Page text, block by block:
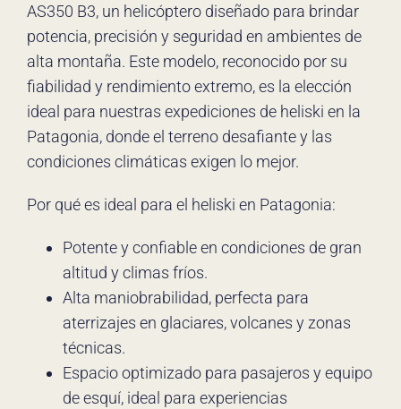
AS350 B3, un helicóptero diseñado para brindar
potencia, precisión y seguridad en ambientes de
alta montaña. Este modelo, reconocido por su
fiabilidad y rendimiento extremo, es la elección
ideal para nuestras expediciones de heliski en la
Patagonia, donde el terreno desafiante y las
condiciones climáticas exigen lo mejor.
Por qué es ideal para el heliski en Patagonia:
Potente y confiable en condiciones de gran
altitud y climas fríos.
Alta maniobrabilidad, perfecta para
aterrizajes en glaciares, volcanes y zonas
técnicas.
Espacio optimizado para pasajeros y equipo
de esquí, ideal para experiencias